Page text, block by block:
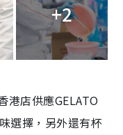
+2
港店供應GELATO
選擇，另外還有杯